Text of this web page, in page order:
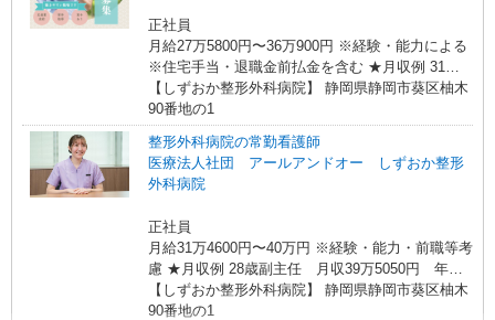
正社員
月給27万5800円〜36万900円 ※経験・能力による
※住宅手当・退職金前払金を含む ★月収例 31
歳 社会福祉士 月収32万6020円 年収447万円
基本給27万4220円＋業績給1万5000円＋退職前払
金1万3800円＋手当（住宅2万円＋特別給3000円）
【しずおか整形外科病院】 静岡県静岡市葵区柚木
90番地の1
整形外科病院の常勤看護師
医療法人社団 アールアンドオー しずおか整形
外科病院
正社員
月給31万4600円〜40万円 ※経験・能力・前職等考
慮 ★月収例 28歳副主任 月収39万5050円 年収
534万4600円 基本給25万8900円＋業績給1万5000
円＋退職前払金1万3000円＋手当（役職3万円＋住
【しずおか整形外科病院】 静岡県静岡市葵区柚木
90番地の1